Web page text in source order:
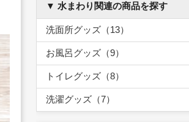
▼ 水まわり関連の商品を探す
洗面所グッズ（13）
お風呂グッズ（9）
トイレグッズ（8）
洗濯グッズ（7）